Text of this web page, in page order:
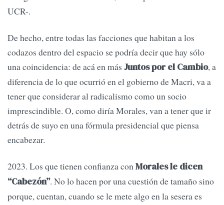
UCR-.
De hecho, entre todas las facciones que habitan a los
codazos dentro del espacio se podría decir que hay sólo
una coincidencia: de acá en más Juntos por el Cambio, a
diferencia de lo que ocurrió en el gobierno de Macri, va a
tener que considerar al radicalismo como un socio
imprescindible. O, como diría Morales, van a tener que ir
detrás de suyo en una fórmula presidencial que piensa
encabezar.
2023. Los que tienen confianza conMorales le dicen
“Cabezón”. No lo hacen por una cuestión de tamaño sino
porque, cuentan, cuando se le mete algo en la sesera es